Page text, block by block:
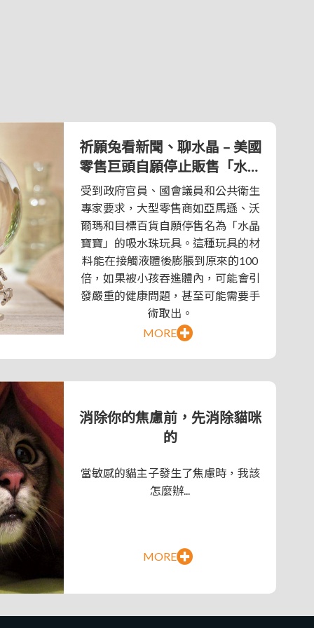
祈願兔看新聞、聊水晶 – 美國
零售巨頭自願停止販售「水晶
寶寶」
受到政府官員、國會議員和公共衛生
專家要求，大型零售商如亞馬遜、沃
爾瑪和目標百貨自願停售名為「水晶
寶寶」的吸水珠玩具。這種玩具的材
料能在接觸液體後膨脹到原來的100
倍，如果被小孩吞進體內，可能會引
發嚴重的健康問題，甚至可能需要手
術取出。
消除你的焦慮前，先消除貓咪
的
當敏感的貓主子發生了焦慮時，我該
怎麼辦...